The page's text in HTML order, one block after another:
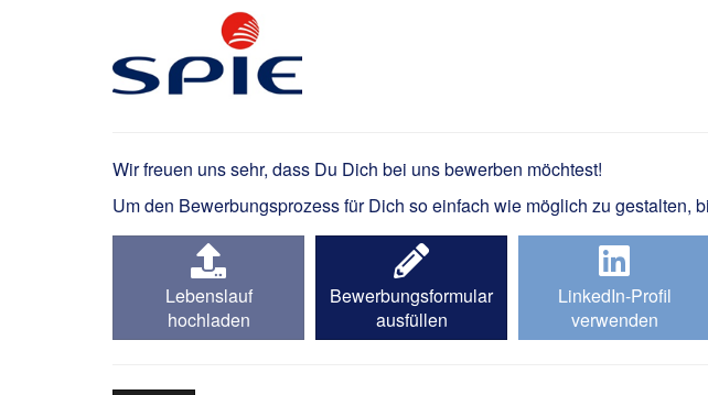
Projektteamleitung Planung
Wir freuen uns sehr, dass Du Dich bei uns bewerben möchtest!
Um den Bewerbungsprozess für Dich so einfach wie möglich zu gestalten,
Bewerbungsformular
ausfüllen
LinkedIn-Profil
verwenden
Lebenslauf
hochladen